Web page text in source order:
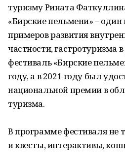
туризму Рината
«Бирские пельмени» –
примеров развития
частности, гастротуризма
фестиваль «Бирские
году, а в 2021 году был
национальной премии в
туризма.
В программе фестиваля не
и квесты, интерактивы,